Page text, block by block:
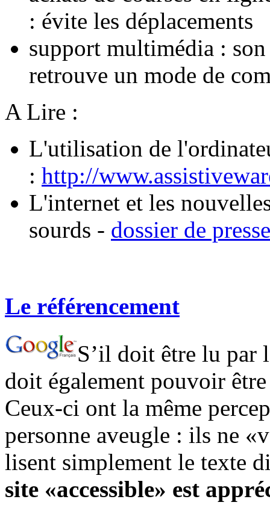
: évite les déplacements
support multimédia :
retrouve un mode de
A Lire :
L'utilisation de
: http://
L'internet et les
sourds - dossier de
Le référencement
S’il doit être lu par
doit également pouvoir
Ceux-ci ont la même
personne aveugle : ils ne
lisent simplement le texte
site «accessible» est